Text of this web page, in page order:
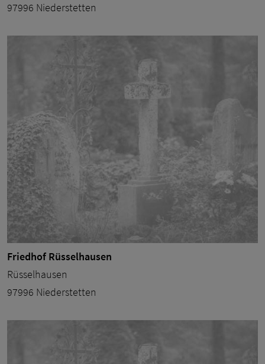
97996 Niederstetten
Friedhof Rüsselhausen
Rüsselhausen
97996 Niederstetten